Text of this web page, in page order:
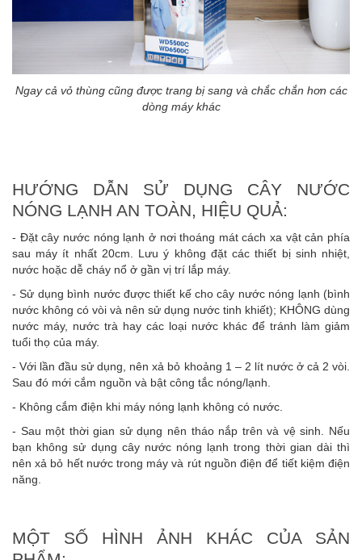
Ngay cả vỏ thùng cũng được trang bị sang và chắc chắn hơn các
dòng máy khác
HƯỚNG DẪN SỬ DỤNG CÂY NƯỚC
NÓNG LẠNH AN TOÀN, HIỆU QUẢ:
- Đặt cây nước nóng lạnh ở nơi thoáng mát cách xa vật cản phía
sau máy ít nhất 20cm. Lưu ý không đặt các thiết bị sinh nhiệt,
nước hoặc dễ cháy nổ ở gần vị trí lắp máy.
- Sử dụng bình nước được thiết kế cho cây nước nóng lạnh (bình
nước không có vòi và nên sử dụng nước tinh khiết); KHÔNG dùng
nước máy, nước trà hay các loại nước khác để tránh làm giảm
tuổi thọ của máy.
- Với lần đầu sử dụng, nên xả bỏ khoảng 1 – 2 lít nước ở cả 2 vòi.
Sau đó mới cắm nguồn và bật công tắc nóng/lạnh.
- Không cắm điện khi máy nóng lạnh không có nước.
- Sau một thời gian sử dụng nên tháo nắp trên và vệ sinh. Nếu
bạn không sử dụng cây nước nóng lạnh trong thời gian dài thì
nên xả bỏ hết nước trong máy và rút nguồn điện để tiết kiệm điện
năng.
MỘT SỐ HÌNH ẢNH KHÁC CỦA SẢN